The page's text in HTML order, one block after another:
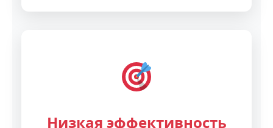
Низкая эффективность